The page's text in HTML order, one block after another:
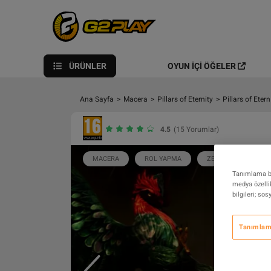
ÜRÜNLER OYUN İÇI ÖĞELER
Ana Sayfa > Macera > Pillars of Eternity > Pillars of
4.5 (15 Yorumlar)
MACERA ROL YAPMA ZENGIN HIKAYE
Tanımlama
medya
bilgileri;